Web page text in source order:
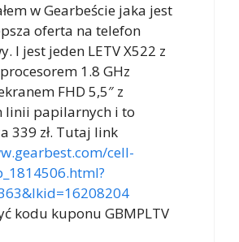
w Gearbeście jaka jest
oferta na telefon
I jest jeden LETV X522 z
1.8 GHz
FHD 5,5″ z
linii papilarnych i to
339 zł. Tutaj link
cell-
kodu kuponu GBMPLTV